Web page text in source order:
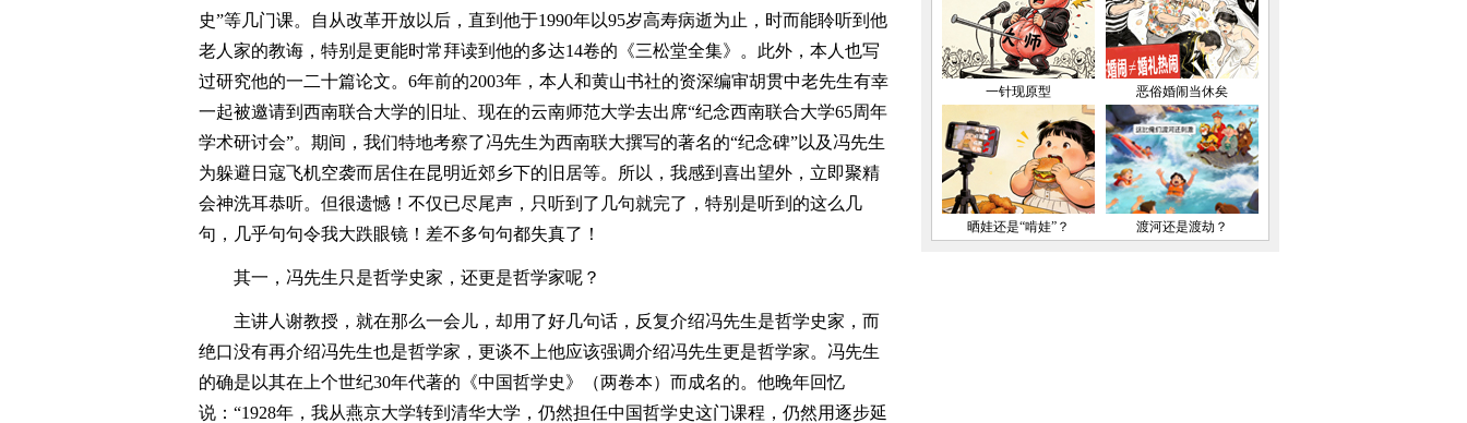
史”等几门课。自从改革开放以后，直到他于1990年以95岁高寿病逝为止，时而能聆听到他
老人家的教诲，特别是更能时常拜读到他的多达14卷的《三松堂全集》。此外，本人也写
过研究他的一二十篇论文。6年前的2003年，本人和黄山书社的资深编审胡贯中老先生有幸
一起被邀请到西南联合大学的旧址、现在的云南师范大学去出席“纪念西南联合大学65周年
学术研讨会”。期间，我们特地考察了冯先生为西南联大撰写的著名的“纪念碑”以及冯先生
为躲避日寇飞机空袭而居住在昆明近郊乡下的旧居等。所以，我感到喜出望外，立即聚精
会神洗耳恭听。但很遗憾！不仅已尽尾声，只听到了几句就完了，特别是听到的这么几
句，几乎句句令我大跌眼镜！差不多句句都失真了！
其一，冯先生只是哲学史家，还更是哲学家呢？
主讲人谢教授，就在那么一会儿，却用了好几句话，反复介绍冯先生是哲学史家，而
绝口没有再介绍冯先生也是哲学家，更谈不上他应该强调介绍冯先生更是哲学家。冯先生
的确是以其在上个世纪30年代著的《中国哲学史》（两卷本）而成名的。他晚年回忆
说：“1928年，我从燕京大学转到清华大学，仍然担任中国哲学史这门课程，仍然用逐步延
一针现原型 恶俗婚闹当休矣
晒娃还是“啃娃”？ 渡河还是渡劫？